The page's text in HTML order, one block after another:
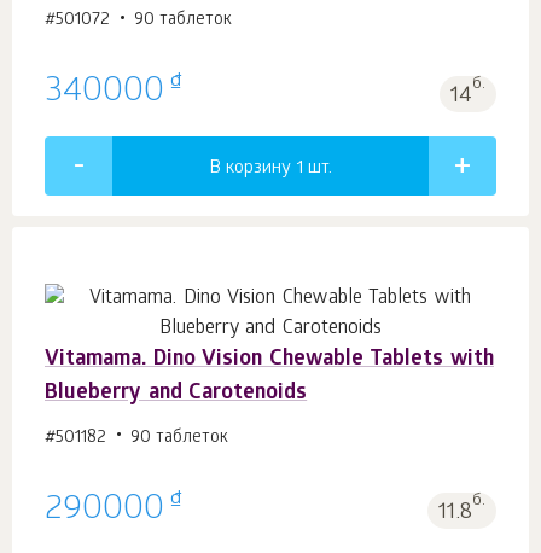
#501072 90 таблеток
340000 ₫ 14б.
В корзину 1 шт.
Vitamama. Dino Vision Chewable Tablets with
Blueberry and Carotenoids
#501182 90 таблеток
290000 ₫ 11.8б.